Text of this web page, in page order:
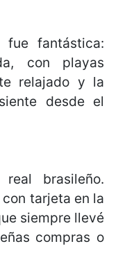
fue fantástica:
con playas
relajado y la
desde el
brasileño.
tarjeta en la
siempre llevé
compras o